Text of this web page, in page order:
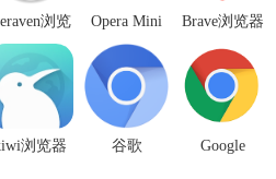
浏览
器官方版
iceraven-
手机
开源版
Opera Mini
网页浏览器
app80.0.2254.71401
手机最新版
Brave浏览器
最新版
v1.88.128 手
机版
浏览器
谷歌
Google